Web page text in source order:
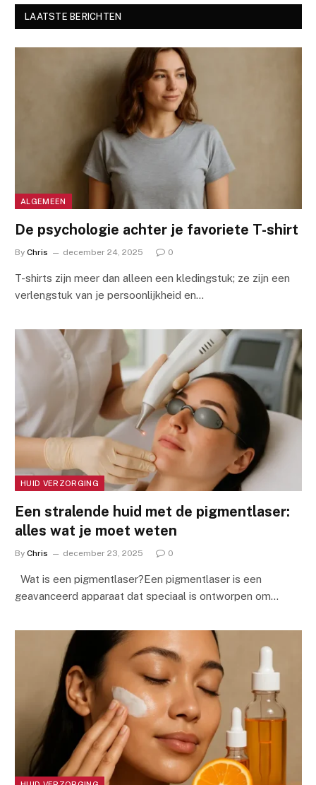
LAATSTE BERICHTEN
ALGEMEEN
De psychologie achter je favoriete T-shirt
By Chris december 24, 2025 0
T-shirts zijn meer dan alleen een kledingstuk; ze zijn een
verlengstuk van je persoonlijkheid en…
HUID VERZORGING
Een stralende huid met de pigmentlaser:
alles wat je moet weten
By Chris december 23, 2025 0
Wat is een pigmentlaser?Een pigmentlaser is een
geavanceerd apparaat dat speciaal is ontworpen om…